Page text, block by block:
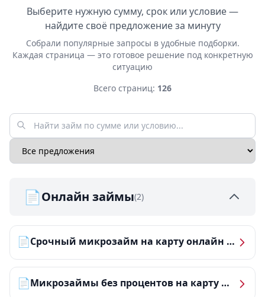
Выберите нужную сумму, срок или условие —
найдите своё предложение за минуту
Собрали популярные запросы в удобные подборки.
Каждая страница — это готовое решение под конкретную
ситуацию
Всего страниц: 126
📄Онлайн займы(2)
📄 Срочный микрозайм на карту онлайн — получить деньги за 5 минут
📄 Микрозаймы без процентов на карту — ТОП-10 за 2026 год